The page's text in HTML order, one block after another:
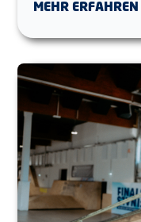
MEHR ERFAHREN